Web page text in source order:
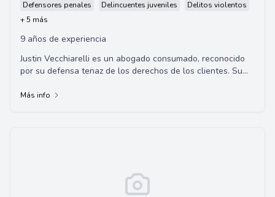
Defensores penales Delincuentes juveniles
Delitos violentos
+ 5 más
9 años de experiencia
Justin Vecchiarelli es un abogado consumado, reconocido
por su defensa tenaz de los derechos de los clientes. Su
Más info